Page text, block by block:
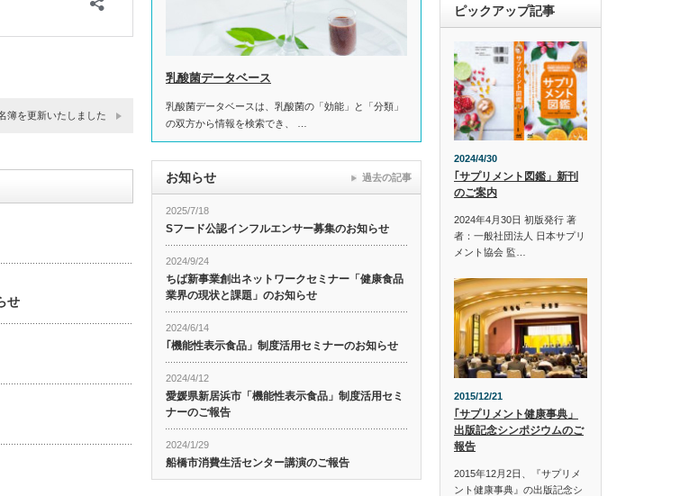
簿を更新いたしました
せ
乳酸菌データベース
乳酸菌データベースは、乳酸菌の「効能」と「分類」
の双方から情報を検索でき、 …
お知らせ
2025/7/18
Sフード公認インフルエンサー募集のお知らせ
2024/9/24
ちば新事業創出ネットワークセミナー「健康食品
業界の現状と課題」のお知らせ
2024/6/14
｢機能性表示食品」制度活用セミナーのお知らせ
2024/4/12
愛媛県新居浜市「機能性表示食品」制度活用セミ
ナーのご報告
2024/1/29
船橋市消費生活センター講演のご報告
過去の記事
ピックアップ記事
2024/4/30
｢サプリメント図鑑」新刊
のご案内
2024年4月30日 初版発行 著
者：一般社団法人 日本サプリ
メント協会 監…
2015/12/21
｢サプリメント健康事典」
出版記念シンポジウムのご
報告
2015年12月2日、『サプリメ
ント健康事典』の出版記念シ